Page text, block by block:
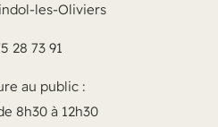
les-Oliviers
28 73 91
au public :
8h30 à 12h30